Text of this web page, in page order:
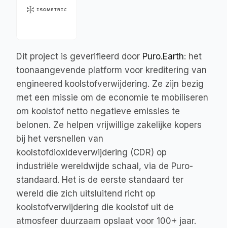
Dit project is geverifieerd door Puro.Earth: het
toonaangevende platform voor kreditering van
engineered koolstofverwijdering. Ze zijn bezig
met een missie om de economie te mobiliseren
om koolstof netto negatieve emissies te
belonen. Ze helpen vrijwillige zakelijke kopers
bij het versnellen van
koolstofdioxideverwijdering (CDR) op
industriële wereldwijde schaal, via de Puro-
standaard. Het is de eerste standaard ter
wereld die zich uitsluitend richt op
koolstofverwijdering die koolstof uit de
atmosfeer duurzaam opslaat voor 100+ jaar.